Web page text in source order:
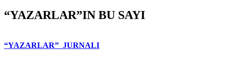
“YAZARLAR”IN BU SAYI
“YAZARLAR” JURNALI